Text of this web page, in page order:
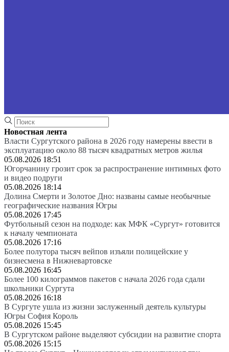
Новостная лента
Власти Сургутского района в 2026 году намерены ввести в
эксплуатацию около 88 тысяч квадратных метров жилья
05.08.2026 18:51
Югорчанину грозит срок за распространение интимных фото
и видео подруги
05.08.2026 18:14
Долина Смерти и Золотое Дно: названы самые необычные
географические названия Югры
05.08.2026 17:45
Футбольный сезон на подходе: как МФК «Сургут» готовится
к началу чемпионата
05.08.2026 17:16
Более полутора тысяч вейпов изъяли полицейские у
бизнесмена в Нижневартовске
05.08.2026 16:45
Более 100 килограммов пакетов с начала 2026 года сдали
школьники Сургута
05.08.2026 16:18
В Сургуте ушла из жизни заслуженный деятель культуры
Югры София Король
05.08.2026 15:45
В Сургутском районе выделяют субсидии на развитие спорта
05.08.2026 15:15